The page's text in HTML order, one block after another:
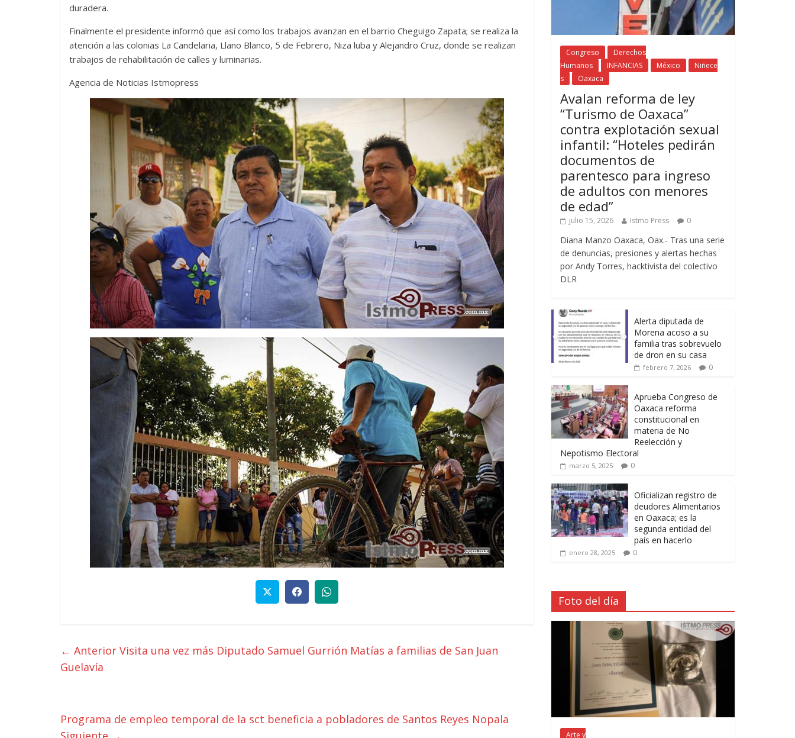
duradera.
Finalmente el presidente informó que así como los trabajos avanzan en el barrio Cheguigo Zapata; se realiza la
atención a las colonias La Candelaria, Llano Blanco, 5 de Febrero, Niza luba y Alejandro Cruz, donde se realizan
trabajos de rehabilitación de calles y luminarias.
Agencia de Noticias Istmopress
← Anterior Visita una vez más Diputado Samuel Gurrión Matías a familias de San Juan
Guelavía
Programa de empleo temporal de la sct beneficia a pobladores de Santos Reyes Nopala
Congreso
Derechos
Humanos
INFANCIAS México
Niñece
s
Oaxaca
Avalan reforma de ley
“Turismo de Oaxaca”
contra explotación sexual
infantil: “Hoteles pedirán
documentos de
parentesco para ingreso
de adultos con menores
de edad”
julio 15, 2026 Istmo Press 0
Diana Manzo Oaxaca, Oax.- Tras una serie
de denuncias, presiones y alertas hechas
por Andy Torres, hacktivista del colectivo
DLR
Alerta diputada de
Morena acoso a su
familia tras sobrevuelo
de dron en su casa
febrero 7, 2026 0
Aprueba Congreso de
Oaxaca reforma
constitucional en
materia de No
Reelección y
Nepotismo Electoral
marzo 5, 2025 0
Oficializan registro de
deudores Alimentarios
en Oaxaca; es la
segunda entidad del
país en hacerlo
enero 28, 2025 0
Foto del día
Arte y